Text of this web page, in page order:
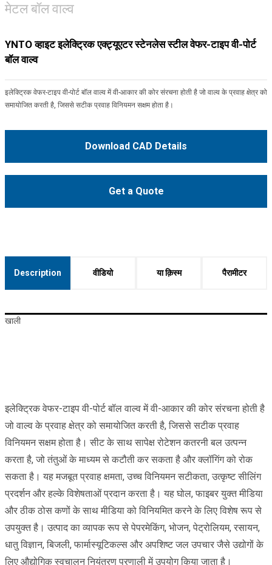
मेटल बॉल वाल्व
YNTO व्हाइट इलेक्ट्रिक एक्ट्यूएटर स्टेनलेस स्टील वेफर-टाइप वी-पोर्ट
बॉल वाल्व
इलेक्ट्रिक वेफर-टाइप वी-पोर्ट बॉल वाल्व में वी-आकार की कोर संरचना होती है जो वाल्व के प्रवाह क्षेत्र को
समायोजित करती है, जिससे सटीक प्रवाह विनियमन सक्षम होता है।
Download CAD Details
Get a Quote
Description वीडियो या क़िस्‍म पैरामीटर
खाली
इलेक्ट्रिक वेफर-टाइप वी-पोर्ट बॉल वाल्व में वी-आकार की कोर संरचना होती है
जो वाल्व के प्रवाह क्षेत्र को समायोजित करती है, जिससे सटीक प्रवाह
विनियमन सक्षम होता है। सीट के साथ सापेक्ष रोटेशन कतरनी बल उत्पन्न
करता है, जो तंतुओं के माध्यम से कटौती कर सकता है और क्लॉगिंग को रोक
सकता है। यह मजबूत प्रवाह क्षमता, उच्च विनियमन सटीकता, उत्कृष्ट सीलिंग
प्रदर्शन और हल्के विशेषताओं प्रदान करता है। यह घोल, फाइबर युक्त मीडिया
और ठीक ठोस कणों के साथ मीडिया को विनियमित करने के लिए विशेष रूप से
उपयुक्त है। उत्पाद का व्यापक रूप से पेपरमेकिंग, भोजन, पेट्रोलियम, रसायन,
धातु विज्ञान, बिजली, फार्मास्यूटिकल्स और अपशिष्ट जल उपचार जैसे उद्योगों के
लिए औद्योगिक स्वचालन नियंत्रण प्रणाली में उपयोग किया जाता है।